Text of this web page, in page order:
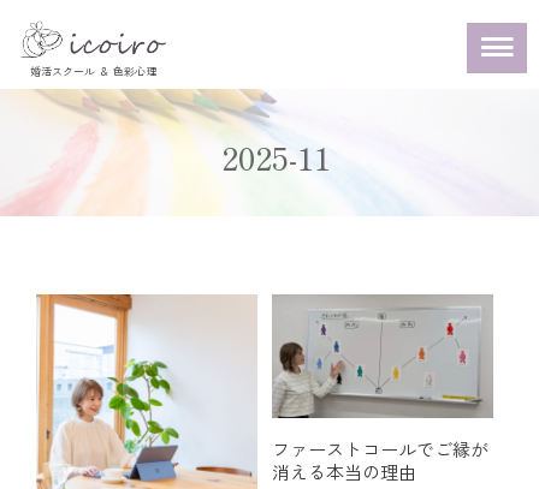
2025-11
ファーストコールでご縁が
消える本当の理由